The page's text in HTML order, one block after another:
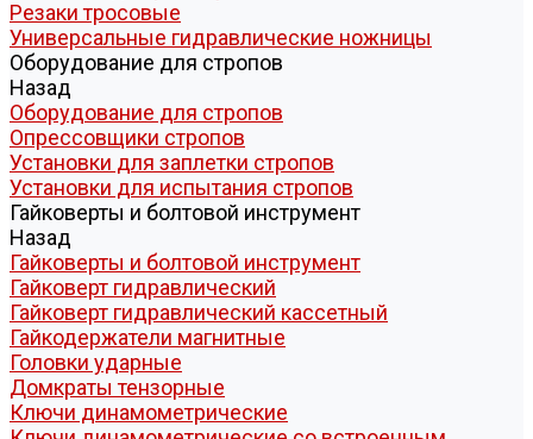
Резаки тросовые
Универсальные гидравлические ножницы
Оборудование для стропов
Назад
Оборудование для стропов
Опрессовщики стропов
Установки для заплетки стропов
Установки для испытания стропов
Гайковерты и болтовой инструмент
Назад
Гайковерты и болтовой инструмент
Гайковерт гидравлический
Гайковерт гидравлический кассетный
Гайкодержатели магнитные
Головки ударные
Домкраты тензорные
Ключи динамометрические